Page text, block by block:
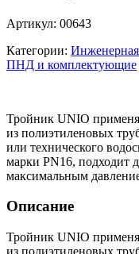
Артикул: 00643
Категории: Инженерная
ПНД и комплектующие
Тройник UNIO
из полиэтиленовых
или технического
марки PN16, подходит
максимальным
Описание
Тройник UNIO